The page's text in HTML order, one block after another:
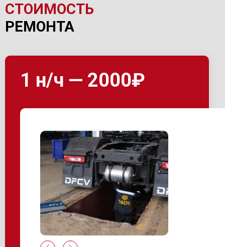
РЕМОНТА
1 н/ч — 2000₽
СТОИМОСТЬ